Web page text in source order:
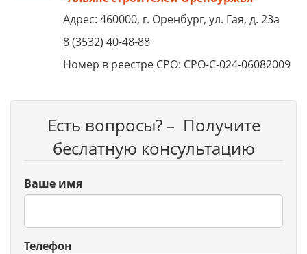
Адрес: 460000, г. Оренбург, ул. Гая, д. 23а
8 (3532) 40-48-88
Номер в реестре СРО: СРО-С-024-06082009
Есть вопросы? – Получите
беслатную консультацию
Ваше имя
Телефон